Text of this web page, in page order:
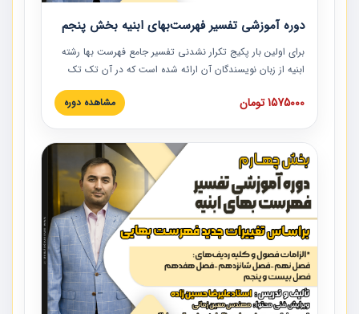
دوره آموزشی تفسیر فهرست‌بهای ابنیه بخش پنجم
برای اولین بار پکیج تکرار نشدنی تفسیر جامع فهرست بها رشته
ابنیه از زبان نویسندگان آن ارائه شده است که در آن تک تک
ردیف ها و مطالب فهرست بها تفسیر و ارائه شده است. این
دوره به صورت کامل تصویری بوده و به همراه تصاویر عملیات
دوره با کلام مهندس علیرضاحسین‌زاده مدیر پروژه مهندسی
مشاور در امر بازنگری فهرست بها رشته ابنیه ارائه شده و به تمام
همکارانی که در حوزه صنعت ساخت در حال فعالیت هستند حتما
توصیه می کنیم از مطالب این دوره استفاده نمایند.
1575000 تومان مشاهده دوره